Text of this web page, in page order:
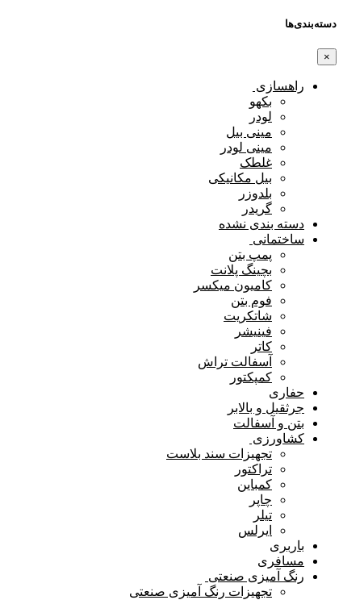
دسته‌بندی‌ها
×
راهسازی
بکهو
لودر
مینی بیل
مینی لودر
غلطک
بیل مکانیکی
بلدوزر
گریدر
دسته بندی نشده
ساختمانی
پمپ بتن
بچینگ پلانت
کامیون میکسر
فوم بتن
شاتکریت
فینیشر
کاتر
آسفالت تراش
کمپکتور
حفاری
جرثقیل و بالابر
بتن و آسفالت
کشاورزی
تجهیزات سند بلاست
تراکتور
کمباین
چاپر
تیلر
ایرلس
باربری
مسافری
رنگ آمیزی صنعتی
تجهیزات رنگ آمیزی صنعتی